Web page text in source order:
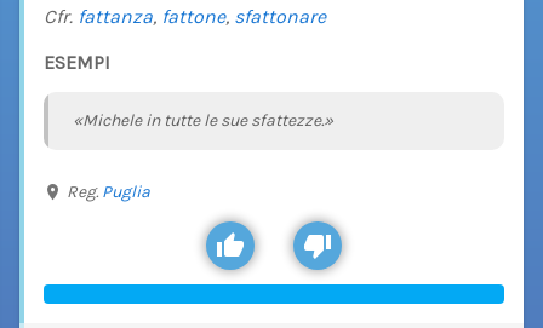
Cfr. fattanza, fattone, sfattonare
ESEMPI
«Michele in tutte le sue sfattezze.»
Reg. Puglia